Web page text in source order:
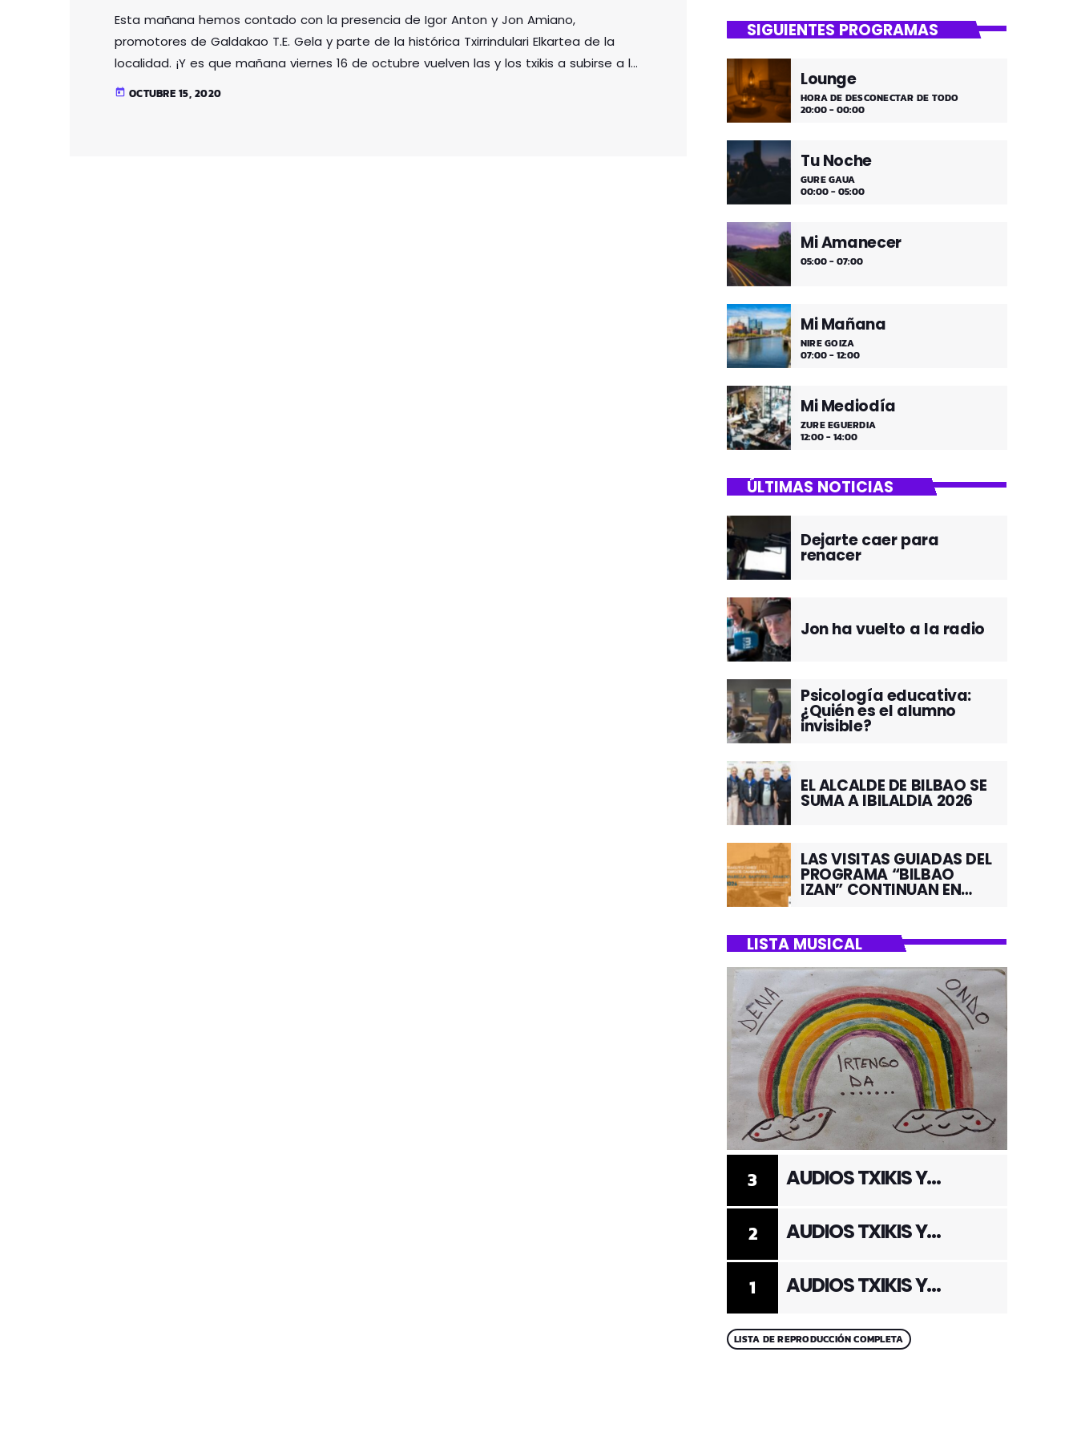
Esta mañana hemos contado con la presencia de Igor Anton y Jon Amiano,
promotores de Galdakao T.E. Gela y parte de la histórica Txirrindulari Elkartea de la
localidad. ¡Y es que mañana viernes 16 de octubre vuelven las y los txikis a subirse a la
bici! Si te lo has perdido, aquí tienes el podcast. Ir a descargar
today OCTUBRE 15, 2020
Uda da!
¡Toda la música!
SIGUIENTES PROGRAMAS
Lounge
HORA DE DESCONECTAR DE TODO
20:00 - 00:00
Tu Noche
GURE GAUA
00:00 - 05:00
Mi Amanecer
05:00 - 07:00
Mi Mañana
NIRE GOIZA
07:00 - 12:00
Mi Mediodía
ZURE EGUERDIA
12:00 - 14:00
ÚLTIMAS NOTICIAS
Dejarte caer para
renacer
Jon ha vuelto a la radio
Psicología educativa:
¿Quién es el alumno
invisible?
EL ALCALDE DE BILBAO SE
SUMA A IBILALDIA 2026
LAS VISITAS GUIADAS DEL
PROGRAMA “BILBAO
IZAN” CONTINUAN EN
LISTA MUSICAL
1 AUDIOS TXIKIS Y
2 AUDIOS TXIKIS Y
3 AUDIOS TXIKIS Y
LISTA DE REPRODUCCIÓN COMPLETA